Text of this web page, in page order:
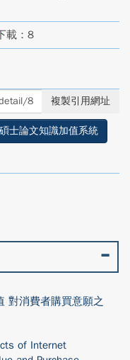
載：8
複製引用網址
士論文知識加值系統
對消費者購買意願之
of Internet